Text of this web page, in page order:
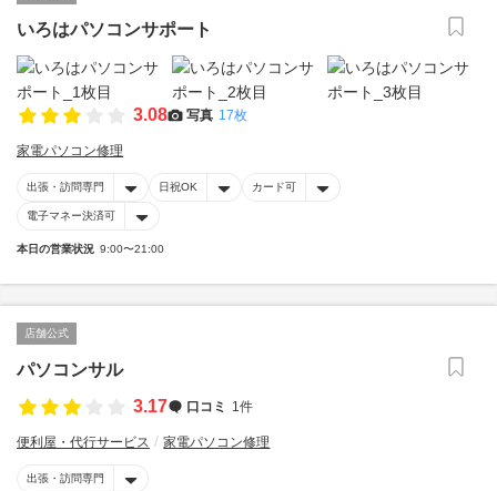
いろはパソコンサポート
3.08 写真 17枚
家電パソコン修理
出張・訪問専門 日祝OK カード可
電子マネー決済可
本日の営業状況 9:00〜21:00
店舗公式
パソコンサル
3.17
口コミ 1件
便利屋・代行サービス 家電パソコン修理
出張・訪問専門